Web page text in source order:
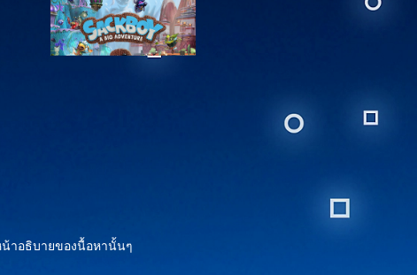
าอธิบายของนื้อหานั้นๆ